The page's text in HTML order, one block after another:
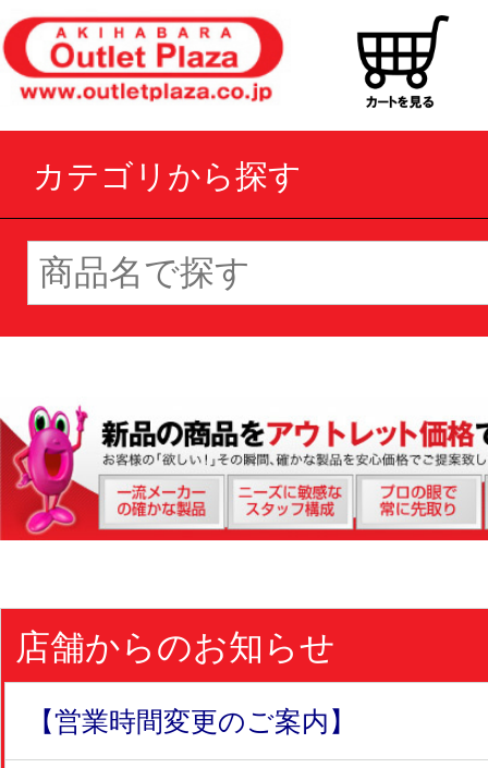
カテゴリから探す
店舗からのお知らせ
【営業時間変更のご案内】